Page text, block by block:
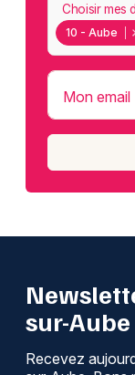
10 - Aube
Choisir mes
Mon email
sur-Aube
Recevez